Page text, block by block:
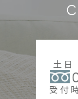
土日
受付